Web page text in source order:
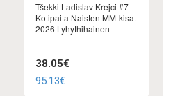
Tšekki Ladislav Krejci #7
Kotipaita Naisten MM-kisat
2026 Lyhythihainen
38.05€
95.13€